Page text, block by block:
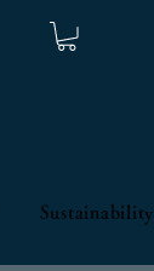
Sustainability